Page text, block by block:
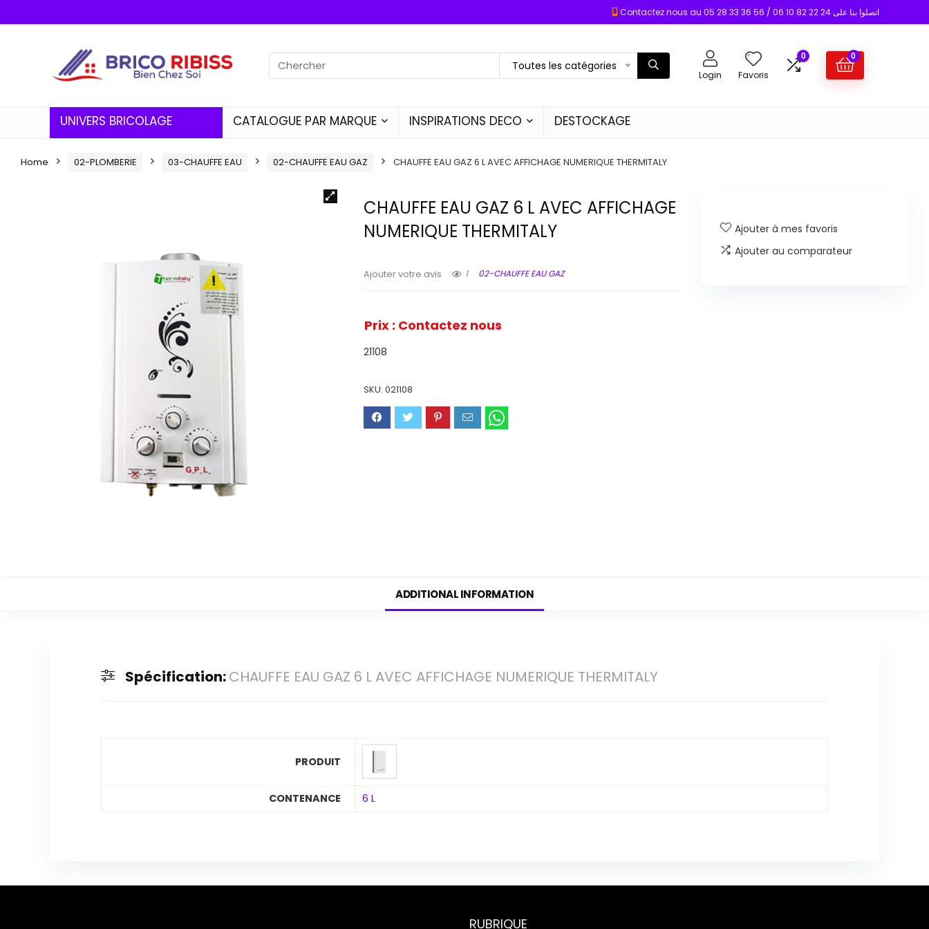
Contactez nous au 05 28 33 36 56 / 06 10 82 22 24 اتصلوا بنا على
Toutes les catégories
Login Favoris
0 0
UNIVERS BRICOLAGE CATALOGUE PAR MARQUE INSPIRATIONS DECO DESTOCKAGE
Home 02-PLOMBERIE 03-CHAUFFE EAU 02-CHAUFFE EAU GAZ CHAUFFE EAU GAZ 6 L AVEC AFFICHAGE NUMERIQUE THERMITALY
CHAUFFE EAU GAZ 6 L AVEC AFFICHAGE
NUMERIQUE THERMITALY
Ajouter votre avis 1 02-CHAUFFE EAU GAZ
Prix : Contactez nous
21108
SKU:021108
Ajouter à mes favoris
Ajouter au comparateur
ADDITIONAL INFORMATION
Spécification:CHAUFFE EAU GAZ 6 L AVEC AFFICHAGE NUMERIQUE THERMITALY
PRODUIT
CONTENANCE 6 L
RUBRIQUE